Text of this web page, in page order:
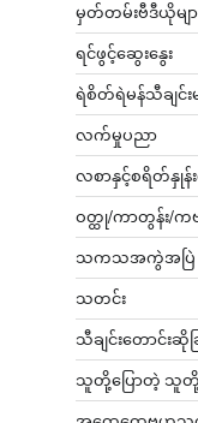
မှတ်တမ်းဗီဒီယိုမျာ
ရင်ဖွင့်ဆွေးနွေး
ရဲစိတ်ရဲမန်သီချင်းမ
လက်မှုပညာ
လစာနှင့်စရိတ်နှုန်း
ဝတ္ထု/ကာတွန်း/ကဗျ
သကသအကွဲအပြဲ
သတင်း
သီချင်းတောင်းဆိုခြ
သူတို့ပြောတဲ့ သူတို့